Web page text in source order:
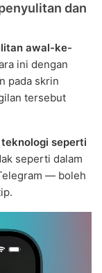
dan
awal-ke-
ini dengan
pada skrin
tersebut
teknologi seperti
seperti dalam
— boleh